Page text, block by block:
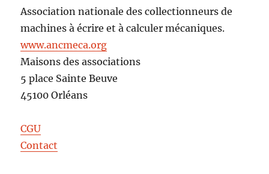
Association nationale des collectionneurs de
machines à écrire et à calculer mécaniques.
www.ancmeca.org
Maisons des associations
5 place Sainte Beuve
45100 Orléans
CGU
Contact